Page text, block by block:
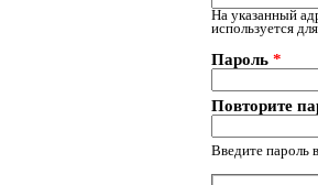
На указанный
используется
Пароль *
Повторите
Введите пароль